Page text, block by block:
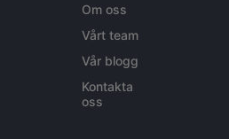
Om oss
Vårt team
Vår blogg
Kontakta
oss